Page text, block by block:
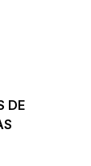
DE